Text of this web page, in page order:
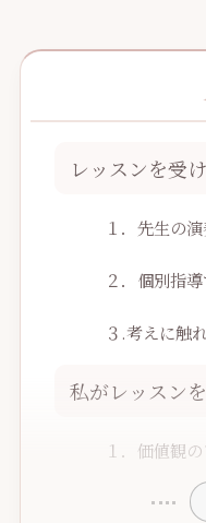
レッスンを受
１．先生の
２．個別指
３.考えに触
私がレッスン
１．価値観